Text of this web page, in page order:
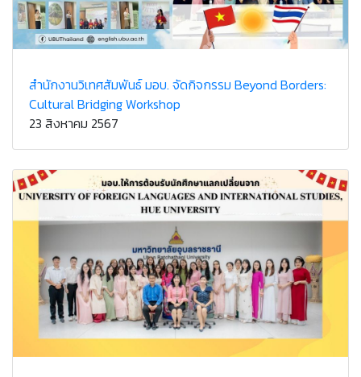
สำนักงานวิเทศสัมพันธ์ มอบ. จัดกิจกรรม Beyond Borders:
Cultural Bridging Workshop
23 สิงหาคม 2567